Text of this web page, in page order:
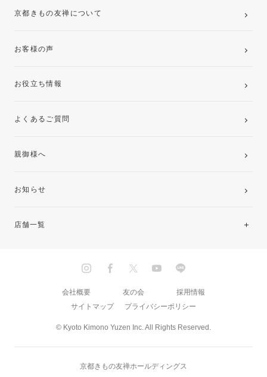
京都きもの友禅について
お客様の声
お役立ち情報
よくあるご質問
親御様へ
お知らせ
店舗一覧
© Kyoto Kimono Yuzen Inc. All Rights Reserved.
会社概要 友の会
採用情報
サイトマップ
プライバシーポリシー
京都きもの友禅ホールディングス